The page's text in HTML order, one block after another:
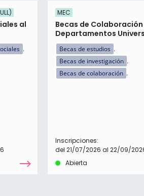
al
MEC
Becas de Colaboración
Departamentos
Becas de estudios
Becas de investigación
Becas de colaboración
Inscripciones:
del 21/07/2026 al 22/09/
Abierta